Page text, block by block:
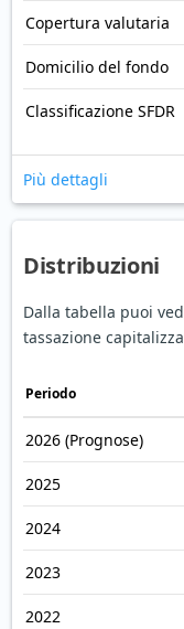
Copertura valutaria
Domicilio del fondo
Classificazione SFDR
Più dettagli
Distribuzioni
Dalla tabella puoi
tassazione
Periodo
2026 (Prognose)
2025
2024
2023
2022